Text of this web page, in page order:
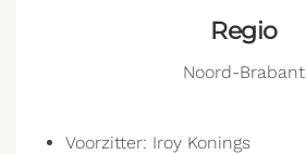
Regio
Noord-Brabant
Voorzitter: Iroy Konings